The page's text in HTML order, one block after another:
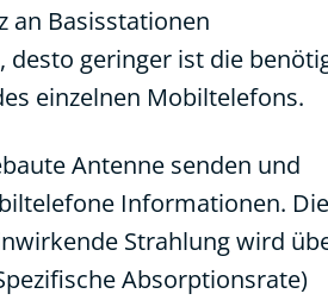
an Basisstationen
desto geringer ist die
einzelnen Mobiltelefons.
Antenne senden und
Informationen.
Strahlung wird
Absorptionsrate)